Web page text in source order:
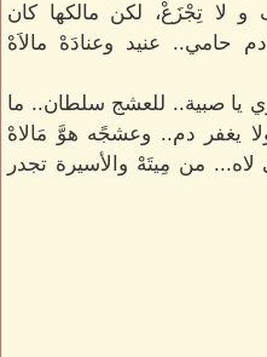
و لا تِجْزَعْ، لكن مالكها كان
عنيد وعنادَهْ مالاَهْ
يا صبية.. للعشج سلطان.. ما
يغفر دم.. وعشجًه هوَّ مَالاهْ
من مِيتَهْ والأسيرة تجدر